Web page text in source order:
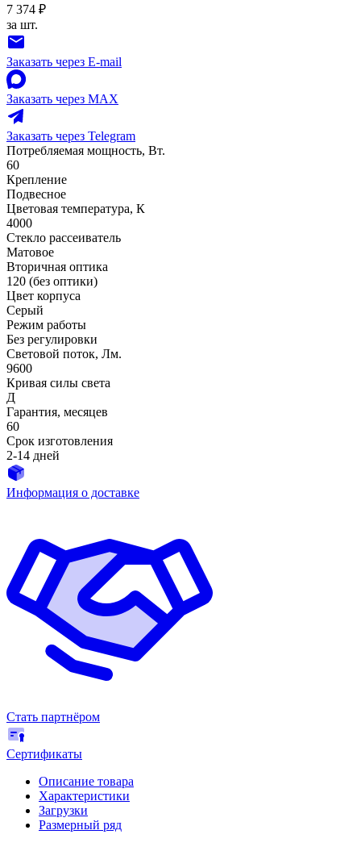
7 374 ₽
за шт.
Заказать через E-mail
Заказать через MAX
Заказать через Telegram
Потребляемая мощность, Вт.
60
Крепление
Подвесное
Цветовая температура, К
4000
Стекло рассеиватель
Матовое
Вторичная оптика
120 (без оптики)
Цвет корпуса
Серый
Режим работы
Без регулировки
Световой поток, Лм.
9600
Кривая силы света
Д
Гарантия, месяцев
60
Срок изготовления
2-14 дней
Информация о доставке
Стать партнёром
Сертификаты
Описание товара
Характеристики
Загрузки
Размерный ряд